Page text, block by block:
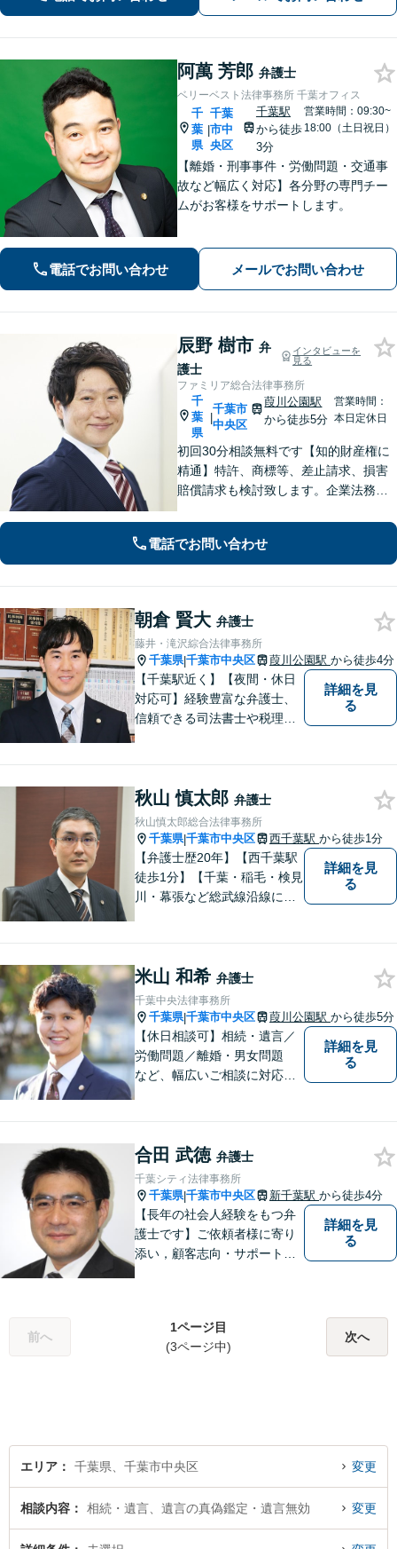
ご相談ください。【県庁前駅4分】
阿萬 芳郎 弁護士
ベリーベスト法律事務所 千葉オフィス
千
葉
県
|
千葉
市中
央区
千葉駅
から徒歩
3分
営業時間：09:30~
18:00（土日祝日）
【離婚・刑事事件・労働問題・交通事
故など幅広く対応】各分野の専門チー
ムがお客様をサポートします。
電話でお問い合わせ メールでお問い合わせ
辰野 樹市 弁
護士
インタビューを
見る
ファミリア総合法律事務所
千
葉
県
|
千葉市
中央区
葭川公園駅
から徒歩5分
営業時間：
本日定休日
初回30分相談無料です【知的財産権に
精通】特許、商標等、差止請求、損害
賠償請求も検討致します。企業法務・
な事案でも全力で対応します。千葉県
内に限らず、関東エリア内であれば出
張可
電話でお問い合わせ
朝倉 賢大 弁護士
藤井・滝沢綜合法律事務所
千葉県|千葉市中央区 葭川公園駅 から徒歩4分
【千葉駅近く】【夜間・休日
対応可】経験豊富な弁護士、
信頼できる司法書士や税理士
ら、ワンストップで迅速な解
決を目指します。【相続問
題】【借金・債務問題】【不
動産問題】
詳細を見
る
秋山 慎太郎 弁護士
秋山慎太郎総合法律事務所
千葉県|千葉市中央区 西千葉駅 から徒歩1分
【弁護士歴20年】【西千葉駅
徒歩1分】【千葉・稲毛・検見
川・幕張など総武線沿線にお
などお気軽にお問い合わせく
ださい【個人／企業いずれも
対応実績あり】
詳細を見
る
米山 和希 弁護士
千葉中央法律事務所
千葉県|千葉市中央区 葭川公園駅 から徒歩5分
【休日相談可】相続・遺言／
労働問題／離婚・男女問題
など、幅広いご相談に対応。
な内容の紛争も、事務所一丸
となり解決までサポート【葭
川公園駅5分】
詳細を見
る
合田 武徳 弁護士
千葉シティ法律事務所
千葉県|千葉市中央区 新千葉駅 から徒歩4分
【長年の社会人経験をもつ弁
護士です】ご依頼者様に寄り
添い，顧客志向・サポート精
応】ご相談者様の精神的負担
を軽減することも重視してい
詳細を見
る
前へ
1ページ目
(3ページ中)
次へ
エリア 千葉県、千葉市中央区 変更
相談内容 相続・遺言、遺言の真偽鑑定・遺言無効 変更